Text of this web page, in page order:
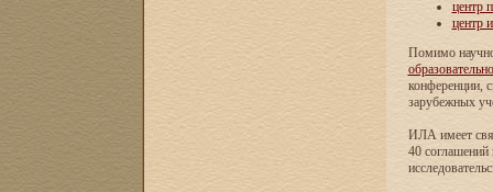
центр
центр
Помимо
конференции,
зарубежных
ИЛА имеет
40 соглашений